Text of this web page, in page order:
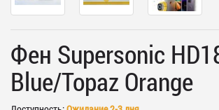
Фен Supersonic
Blue/Topaz Orange